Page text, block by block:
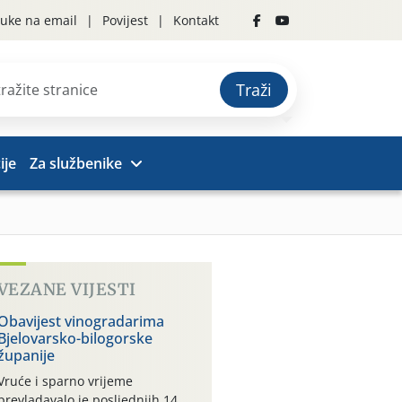
na email Povijest Kontakt
Traži
Za službenike
VIJESTI
vinogradarima
bilogorske
i sparno vrijeme